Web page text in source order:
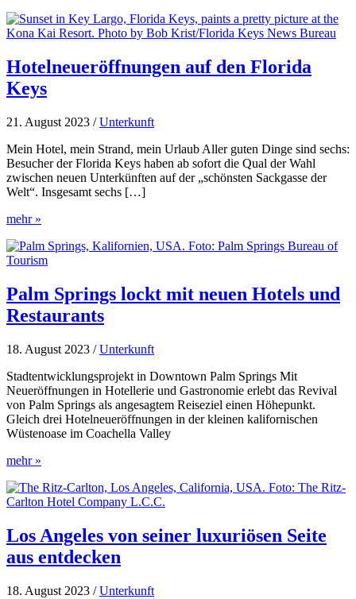
Hotelneueröffnungen auf den Florida
Keys
21. August 2023 /Unterkunft
Mein Hotel, mein Strand, mein Urlaub Aller guten Dinge sind sechs:
Besucher der Florida Keys haben ab sofort die Qual der Wahl
zwischen neuen Unterkünften auf der „schönsten Sackgasse der
Welt“. Insgesamt sechs […]
Hotelneueröffnungen
den
Florida
mehr »
Palm Springs lockt mit neuen Hotels und
Restaurants
18. August 2023 /Unterkunft
Stadtentwicklungsprojekt in Downtown Palm Springs Mit
Neueröffnungen in Hotellerie und Gastronomie erlebt das Revival
von Palm Springs als angesagtem Reiseziel einen Höhepunkt.
Gleich drei Hotelneueröffnungen in der kleinen kalifornischen
Wüstenoase im Coachella Valley
Palm
lockt
mit
Hotels
und
Restaurants
mehr »
Los Angeles von seiner luxuriösen Seite
aus entdecken
18. August 2023 /Unterkunft